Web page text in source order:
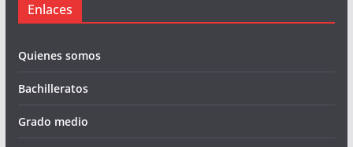
Enlaces
Quienes somos
Bachilleratos
Grado medio